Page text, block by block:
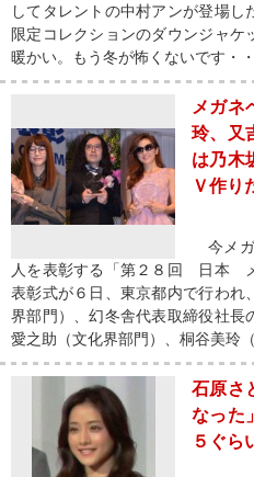
してタレントの中村アンが登場し
限定コレクションのダウンジャケ
暖かい。もう冬が怖くないです・・
メガネ
玲、又
は乃木
Ｖ作り
今メガ
人を表彰する「第２８回 日本
表彰式が６日、東京都内で行われ
界部門）、幻冬舎代表取締役社長
愛之助（文化界部門）、桐谷美玲
石原さ
なった
５ぐら